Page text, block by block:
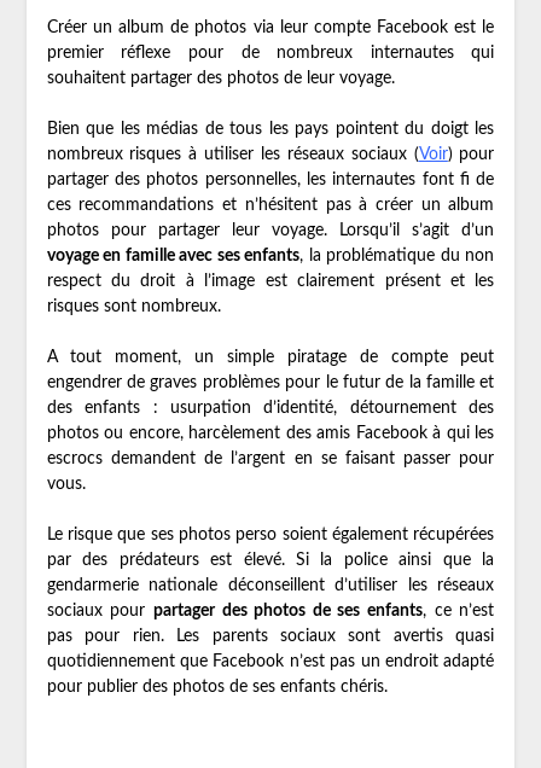
Créer un album de photos via leur compte Facebook est le
premier réflexe pour de nombreux internautes qui
souhaitent partager des photos de leur voyage.
Bien que les médias de tous les pays pointent du doigt les
nombreux risques à utiliser les réseaux sociaux (Voir) pour
partager des photos personnelles, les internautes font fi de
ces recommandations et n’hésitent pas à créer un album
photos pour partager leur voyage. Lorsqu’il s’agit d’un
voyage en famille avec ses enfants, la problématique du non
respect du droit à l’image est clairement présent et les
risques sont nombreux.
A tout moment, un simple piratage de compte peut
engendrer de graves problèmes pour le futur de la famille et
des enfants : usurpation d’identité, détournement des
photos ou encore, harcèlement des amis Facebook à qui les
escrocs demandent de l’argent en se faisant passer pour
vous.
Le risque que ses photos perso soient également récupérées
par des prédateurs est élevé. Si la police ainsi que la
gendarmerie nationale déconseillent d’utiliser les réseaux
sociaux pour partager des photos de ses enfants, ce n’est
pas pour rien. Les parents sociaux sont avertis quasi
quotidiennement que Facebook n’est pas un endroit adapté
pour publier des photos de ses enfants chéris.